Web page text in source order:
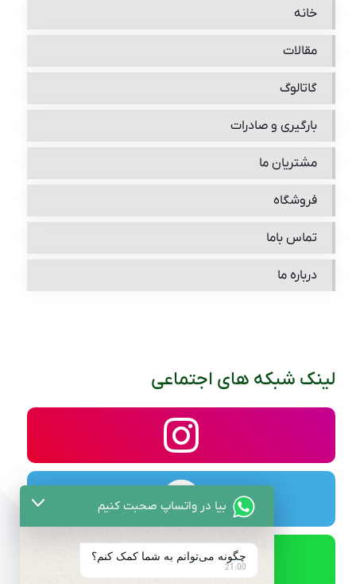
خانه
مقالات
گاتالوگ
بارگیری و صادرات
مشتریان ما
فروشگاه
تماس باما
درباره ما
لینک شبکه های اجتماعی
بیا در واتساپ صحبت کنیم
چگونه می‌توانم به شما کمک کنم؟
21:00